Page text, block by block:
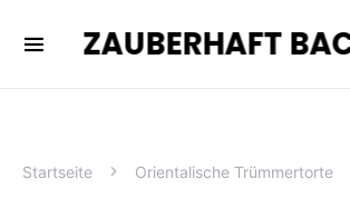
ZAUBERHAFT
Startseite Orientalische Trümmertorte